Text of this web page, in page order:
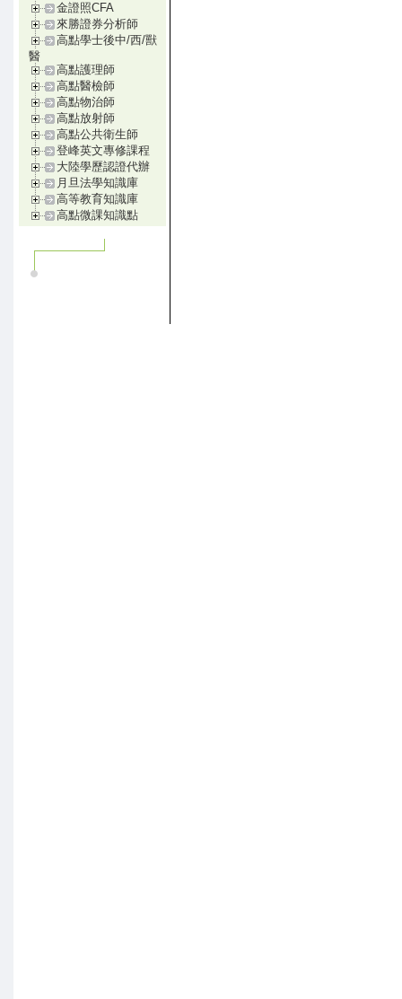
金證照CFA
來勝證券分析師
高點學士後中/西/獸
醫
高點護理師
高點醫檢師
高點物治師
高點放射師
高點公共衛生師
登峰英文專修課程
大陸學歷認證代辦
月旦法學知識庫
高等教育知識庫
高點微課知識點